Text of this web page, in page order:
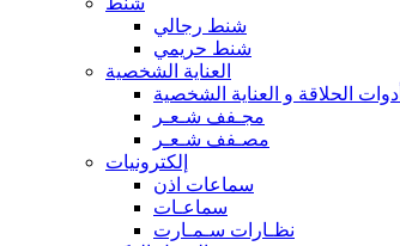
شنط رجالي
شنط حريمي
العناية الشخصية
أدوات الحلاقة و العناية الشخصية
مجـفف شـعـر
مصـفف شـعـر
إلكترونيات
سماعات اذن
سماعـات
نظـارات سـمـارت